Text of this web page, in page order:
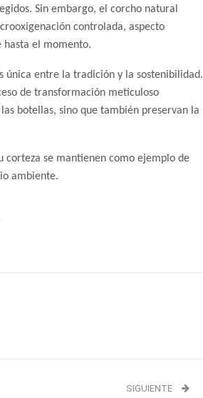
Sin embargo, el corcho natural
controlada, aspecto
hasta el momento.
única entre la tradición y la sostenibilidad.
de transformación meticuloso
botellas, sino que también preservan la
corteza se mantienen como ejemplo de
ambiente.
SIGUIENTE